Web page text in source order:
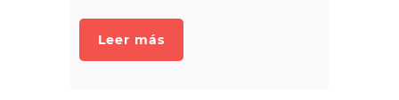
Leer más